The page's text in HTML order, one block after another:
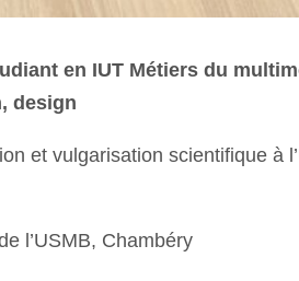
en IUT Métiers du
design
et vulgarisation scientifique à
l’USMB, Chambéry